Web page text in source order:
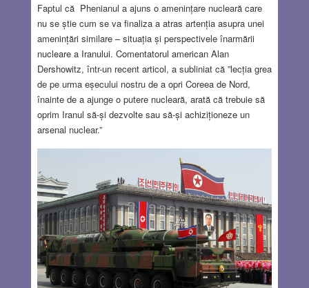
Faptul că Phenianul a ajuns o amenințare nucleară care
nu se știe cum se va finaliza a atras artenția asupra unei
amenințări similare – situația și perspectivele înarmării
nucleare a Iranului. Comentatorul american Alan
Dershowitz, într-un recent articol, a subliniat că ”lecția grea
de pe urma eșecului nostru de a opri Coreea de Nord,
înainte de a ajunge o putere nucleară, arată că trebuie să
oprim Iranul să-și dezvolte sau să-și achiziționeze un
arsenal nuclear.”